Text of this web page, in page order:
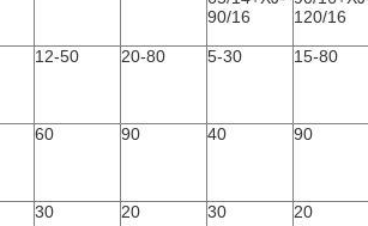
90/16
120/16
12-50 20-80 5-30 15-80
60 90 40 90
30 20 30 20